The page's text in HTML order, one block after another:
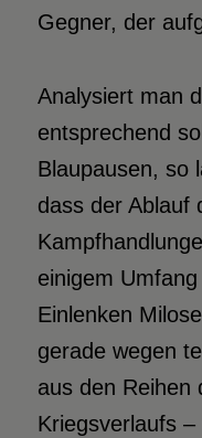
Gegner, der
Analysiert man
entsprechend
Blaupausen, so
dass der Ablauf
einigem
Einlenken
gerade wegen
aus den Reihen
Kriegsverlaufs